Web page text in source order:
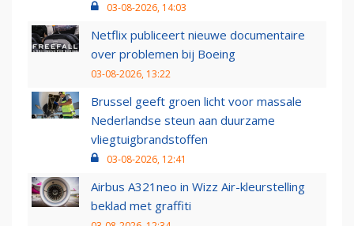
03-08-2026, 14:03
Netflix publiceert nieuwe documentaire
over problemen bij Boeing
03-08-2026, 13:22
Brussel geeft groen licht voor massale
Nederlandse steun aan duurzame
vliegtuigbrandstoffen
03-08-2026, 12:41
Airbus A321neo in Wizz Air-kleurstelling
beklad met graffiti